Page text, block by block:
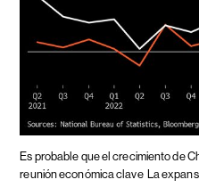
Es probable que el crecimiento de
reunión económica clave La